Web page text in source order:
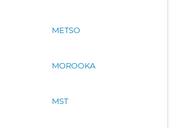
METSO
MOROOKA
MST